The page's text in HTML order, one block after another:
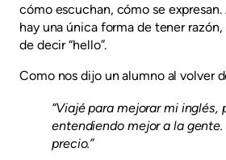
cómo escuchan, cómo se
hay una única forma de tener razón,
de decir “hello”.
Como nos dijo un alumno al volver
“Viajé para mejorar mi inglés,
entendiendo mejor a la
precio.”